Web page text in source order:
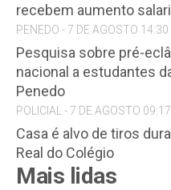
recebem aumento
PENEDO - 7 DE AGOSTO 14:30
Pesquisa sobre pré-
nacional a estudantes
Penedo
POLICIAL - 7 DE AGOSTO 09:17
Casa é alvo de tiros
Real do Colégio
Mais lidas